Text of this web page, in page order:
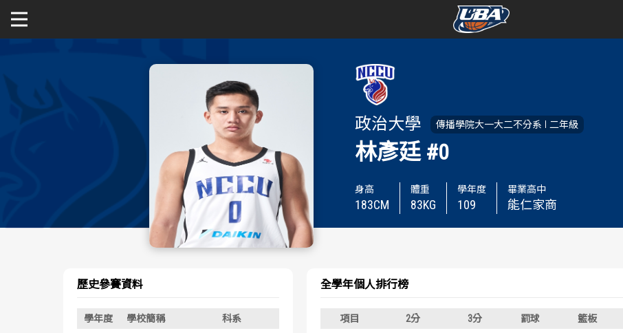
公開男一級
賽程表
球隊資訊
歷屆冠軍
賽程表
球隊資訊
歷屆冠軍
政治大學 傳播學院大一大二不分系 二年級
林彥廷 #0
身高
183CM
體重
83KG
學年度
109
畢業高中
能仁家商
歷史參賽資料
學年度 學校簡稱 科系 年級
全學年個人排行榜
項目 2分 3分 罰球 籃板